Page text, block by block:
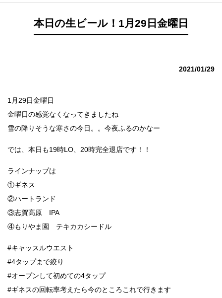
本日の生ビール！1月29日金曜日
2021/01/29
1月29日金曜日
金曜日の感覚なくなってきましたね
雪の降りそうな寒さの今日。。今夜ふるのかなー
では、本日も19時LO、20時完全退店です！！
ラインナップは
①ギネス
②ハートランド
③志賀高原 IPA
④もりやま園 テキカカシードル
#キャッスルウエスト
#4タップまで絞り
#オープンして初めての4タップ
#ギネスの回転率考えたら今のところこれで行きます